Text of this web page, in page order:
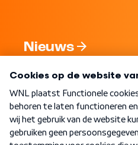
Nieuws
Nieuwsbrief
Word Lid